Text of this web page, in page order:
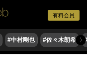
有料会員
#中村剛也 #佐々木朗希 〉